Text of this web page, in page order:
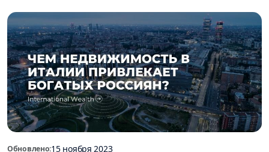
Обновлено:15 ноября 2023